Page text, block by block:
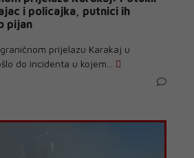
i policajka, putnici ih
pijan
prijelazu Karakaj u
do incidenta u kojem...